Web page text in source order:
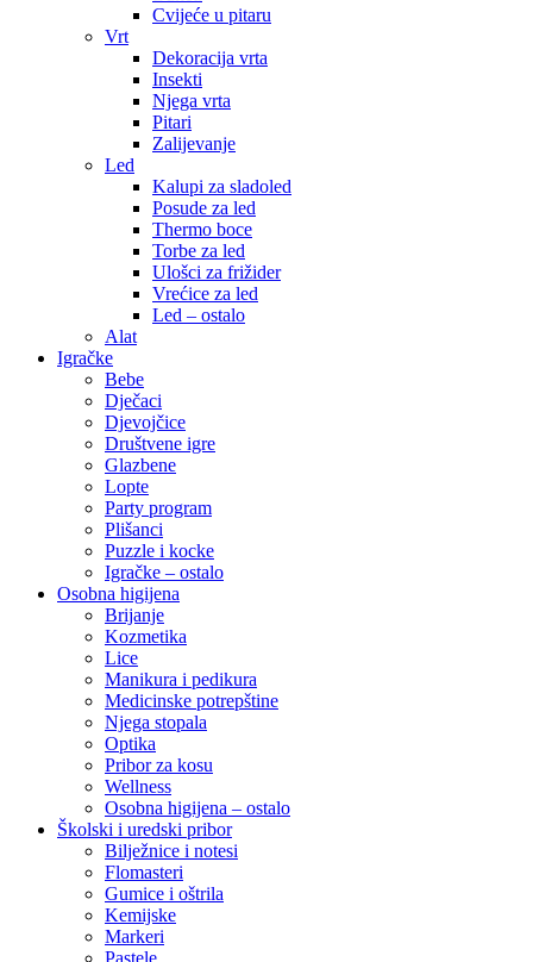
Cvijeće u pitaru
Vrt
Dekoracija vrta
Insekti
Njega vrta
Pitari
Zalijevanje
Led
Kalupi za sladoled
Posude za led
Thermo boce
Torbe za led
Ulošci za frižider
Vrećice za led
Led – ostalo
Alat
Igračke
Bebe
Dječaci
Djevojčice
Društvene igre
Glazbene
Lopte
Party program
Plišanci
Puzzle i kocke
Igračke – ostalo
Osobna higijena
Brijanje
Kozmetika
Lice
Manikura i pedikura
Medicinske potrepštine
Njega stopala
Optika
Pribor za kosu
Wellness
Osobna higijena – ostalo
Školski i uredski pribor
Bilježnice i notesi
Flomasteri
Gumice i oštrila
Kemijske
Markeri
Pastele